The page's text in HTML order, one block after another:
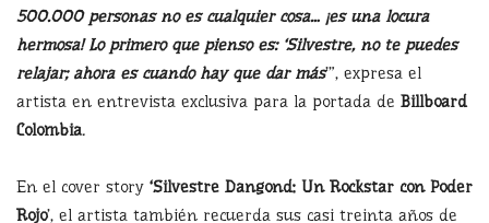
500.000 personas no es cualquier cosa… ¡es una locura
hermosa! Lo primero que pienso es: ‘Silvestre, no te puedes
relajar; ahora es cuando hay que dar más’”, expresa el
artista en entrevista exclusiva para la portada de Billboard
Colombia.
En el cover story ‘Silvestre Dangond: Un Rockstar con Poder
Rojo’, el artista también recuerda sus casi treinta años de